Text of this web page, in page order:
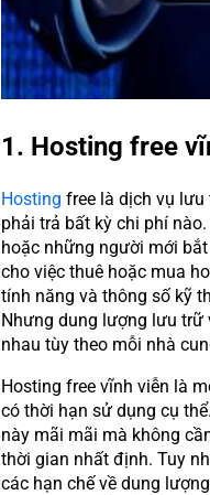
1. Hosting free
Hosting free là dịch vụ
phải trả bất kỳ chi phí
hoặc những người mới
cho việc thuê hoặc mua
tính năng và thông số kỹ
Nhưng dung lượng lưu trữ
nhau tùy theo mỗi nhà
Hosting free vĩnh viễn là
có thời hạn sử dụng cụ
này mãi mãi mà không
thời gian nhất định. Tuy
các hạn chế về dung